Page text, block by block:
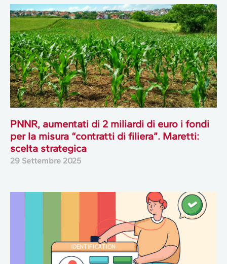
PNNR, aumentati di 2 miliardi di euro i fondi
per la misura “contratti di filiera”. Maretti:
scelta strategica
29 Settembre 2025